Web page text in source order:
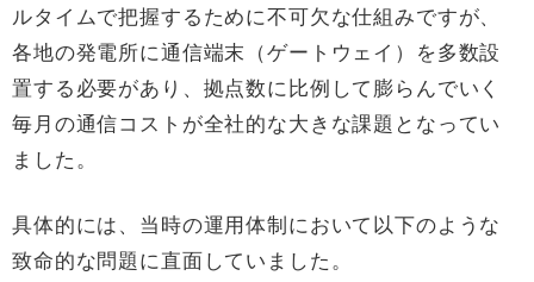
ルタイムで把握するために不可欠な仕組みですが、
各地の発電所に通信端末（ゲートウェイ）を多数設
置する必要があり、拠点数に比例して膨らんでいく
毎月の通信コストが全社的な大きな課題となってい
ました。
具体的には、当時の運用体制において以下のような
致命的な問題に直面していました。